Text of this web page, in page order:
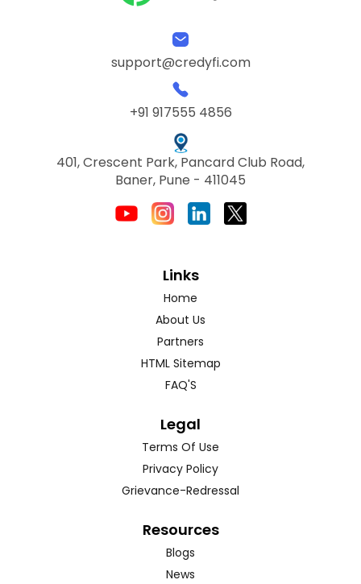
support@credyfi.com
+91 917555 4856
401, Crescent Park, Pancard Club Road,
Baner, Pune - 411045
Links
Home
About Us
Partners
HTML Sitemap
FAQ'S
Legal
Terms Of Use
Privacy Policy
Grievance-Redressal
Resources
Blogs
News